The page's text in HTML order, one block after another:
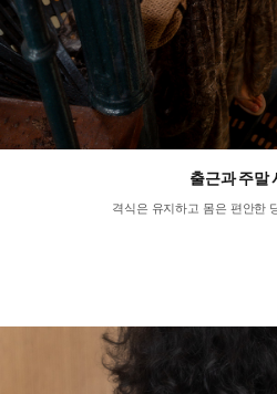
출근과 주말
격식은 유지하고 몸은 편안한